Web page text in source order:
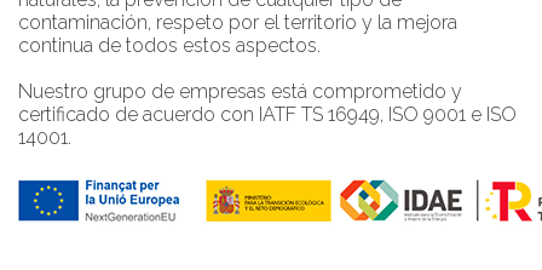
contaminación, respeto por el territorio y la mejora
continua de todos estos aspectos.
Nuestro grupo de empresas está comprometido y
certificado de acuerdo con IATF TS 16949, ISO 9001 e ISO
14001.